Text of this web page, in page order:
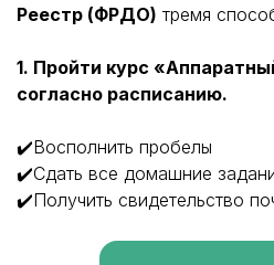
Реестр (ФРДО) тремя
1. Пройти курс
согласно расписанию.
✔️Восполнить пробелы
✔️Сдать все домашние
✔️Получить свидетельство